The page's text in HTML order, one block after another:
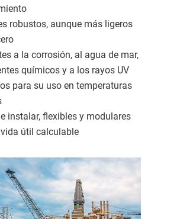
robustos, aunque más ligeros
a la corrosión, al agua de mar,
químicos y a los rayos UV
para su uso en temperaturas
instalar, flexibles y modulares
útil calculable